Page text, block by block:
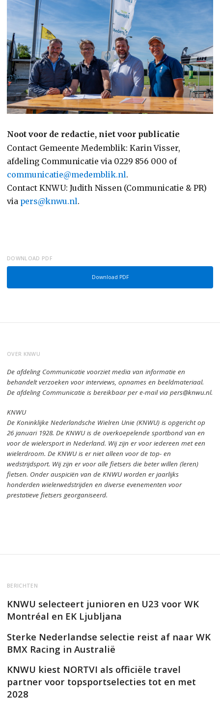
Noot voor de redactie, niet voor publicatie
Contact Gemeente Medemblik: Karin Visser,
afdeling Communicatie via 0229 856 000 of
communicatie@medemblik.nl.
Contact KNWU: Judith Nissen (Communicatie & PR)
via pers@knwu.nl.
DOWNLOAD PDF
Download PDF
OVER KNWU
De afdeling Communicatie voorziet media van informatie en
behandelt verzoeken voor interviews, opnames en beeldmateriaal.
De afdeling Communicatie is bereikbaar per e-mail via pers@knwu.nl.
KNWU
De Koninklijke Nederlandsche Wielren Unie (KNWU) is opgericht op
26 januari 1928.De KNWU is de overkoepelende sportbond van en
voor de wielersport in Nederland. Wij zijn er voor iedereen met een
wielerdroom.De KNWU is er niet alleen voor de top- en
wedstrijdsport. Wij zijn ervoor alle fietsers die beter willen (leren)
fietsen. Onder auspiciën van de KNWU worden er jaarlijks
honderden wielerwedstrijden en diverse evenementen voor
prestatieve fietsers georganiseerd.
BERICHTEN
KNWU selecteert junioren en U23 voor WK
Montréal en EK Ljubljana
Sterke Nederlandse selectie reist af naar WK
BMX Racing in Australië
KNWU kiest NORTVI als officiële travel
partner voor topsportselecties tot en met
2028